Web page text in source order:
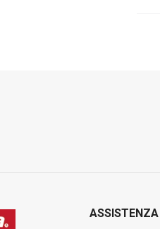
ASSISTENZA